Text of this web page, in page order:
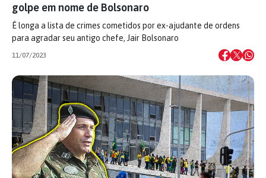
golpe em nome de Bolsonaro
É longa a lista de crimes cometidos por ex-ajudante de ordens
para agradar seu antigo chefe, Jair Bolsonaro
11/07/2023